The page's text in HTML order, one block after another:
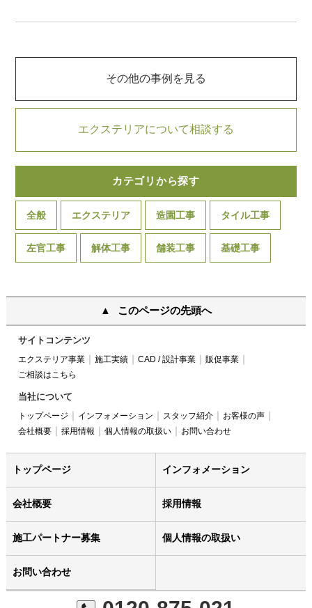
その他の事例を見る
エクステリアについて相談する
カテゴリから探す
全般 エクステリア 造園工事 タイル工事
左官工事 解体工事 舗装工事 基礎工事
このページの先頭へ
サイトコンテンツ
エクステリア事業 施工実績 CAD / 設計事業
販促事業
ご相談はこちら
当社について
トップページ インフォメーション スタッフ紹介
お客様の声
会社概要
採用情報 個人情報の取扱い お問い合わせ
トップページ インフォメーション
会社概要 採用情報
施工パートナー募集 個人情報の取扱い
お問い合わせ